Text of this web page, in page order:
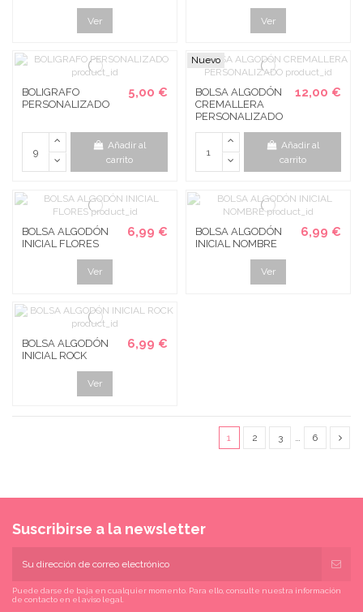
Ver Ver
BOLIGRAFO
PERSONALIZADO
5,00 €
Añadir al
carrito
Nuevo
BOLSA ALGODÓN
CREMALLERA
PERSONALIZADO
12,00 €
Añadir al
carrito
BOLSA ALGODÓN
INICIAL FLORES
6,99 €
Ver
BOLSA ALGODÓN
INICIAL NOMBRE
6,99 €
Ver
BOLSA ALGODÓN
INICIAL ROCK
6,99 €
Ver
1 2 3 6
Suscribirse a la newsletter
Puede darse de baja en cualquier momento. Para ello, consulte nuestra información
de contacto en el aviso legal.